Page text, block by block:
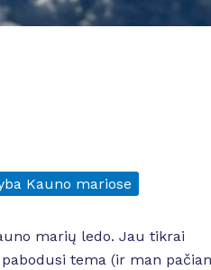
Kauno mariose
marių ledo. Jau tikrai
tema (ir man